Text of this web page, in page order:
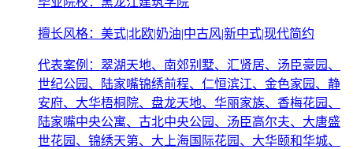
擅长风格：美式|北欧|奶油|中古风|新中式|现代简约
代表案例：翠湖天地、南郊别墅、汇贤居、汤臣豪园、
世纪公园、陆家嘴锦绣前程、仁恒滨江、金色家园、静
安府、大华梧桐院、盘龙天地、华丽家族、香梅花园、
陆家嘴中央公寓、古北中央公园、汤臣高尔夫、大唐盛
世花园、锦绣天第、大上海国际花园、大华颐和华城、